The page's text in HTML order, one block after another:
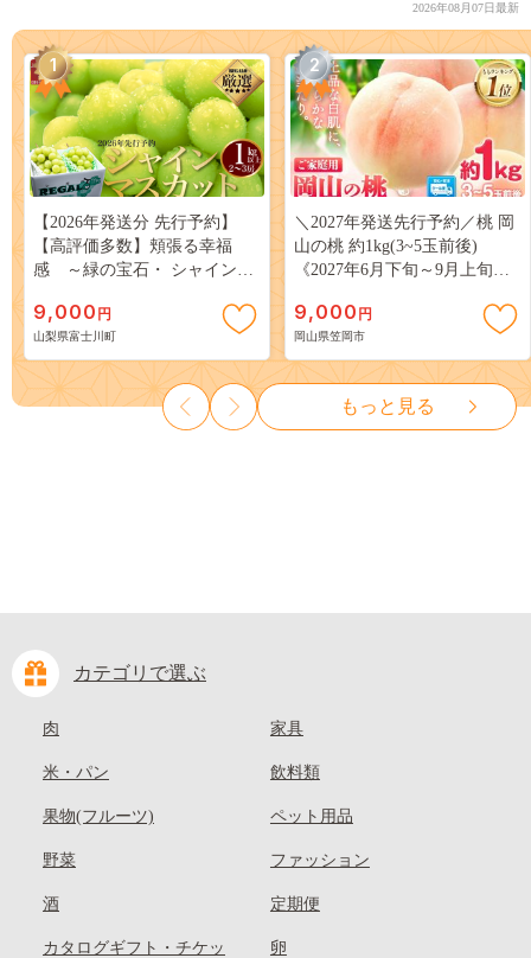
2026年08月07日最新
1
【2026年発送分 先行予約】
【高評価多数】頬張る幸福
感 ～緑の宝石・ シャインマ
３房） フルーツ 山梨県産 果
物 くだもの シャイン マスカ
ット ぶどう ブドウ 葡萄 大粒
種なし 先行予約 富士川町
10000円 一万円 9000円 九千円
9,000 円
山梨県富士川町
2
＼2027年発送先行予約／桃 岡
山の桃 約1kg(3~5玉前後)
《2027年6月下旬～9月上旬頃
岡山 はくとう スイーツ フル
ーツ 果物 デザート 旬 モモ も
も 先行予約 送料無料 果物 岡
山県 笠岡市 清水白桃 白鳳 白
麗 クール便---
kasaoka_zsy_419_100---
9,000 円
岡山県笠岡市
もっと見る
カテゴリで選ぶ
肉
米・パン
果物(フルーツ)
野菜
酒
カタログギフト・チケッ
家具
飲料類
ペット用品
ファッション
定期便
卵